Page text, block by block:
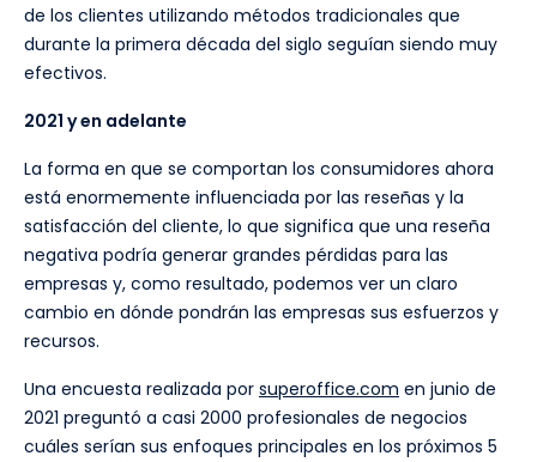
de los clientes utilizando métodos tradicionales que
durante la primera década del siglo seguían siendo muy
efectivos.
2021 y en adelante
La forma en que se comportan los consumidores ahora
está enormemente influenciada por las reseñas y la
satisfacción del cliente, lo que significa que una reseña
negativa podría generar grandes pérdidas para las
empresas y, como resultado, podemos ver un claro
cambio en dónde pondrán las empresas sus esfuerzos y
recursos.
Una encuesta realizada por superoffice.com en junio de
2021 preguntó a casi 2000 profesionales de negocios
cuáles serían sus enfoques principales en los próximos 5